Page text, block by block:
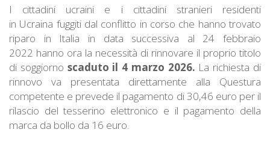
I cittadini ucraini e i cittadini stranieri residenti
in Ucraina fuggiti dal conflitto in corso che hanno trovato
riparo in Italia in data successiva al 24 febbraio
2022 hanno ora la necessità di rinnovare il proprio titolo
di soggiorno scaduto il 4 marzo 2026. La richiesta di
rinnovo va presentata direttamente alla Questura
competente e prevede il pagamento di 30,46 euro per il
rilascio del tesserino elettronico e il pagamento della
marca da bollo da 16 euro.